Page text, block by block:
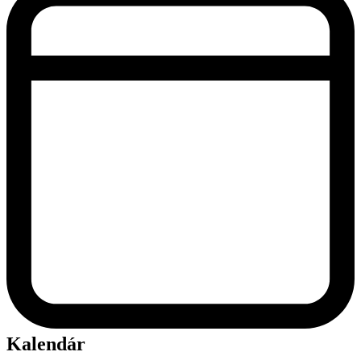
Kalendár